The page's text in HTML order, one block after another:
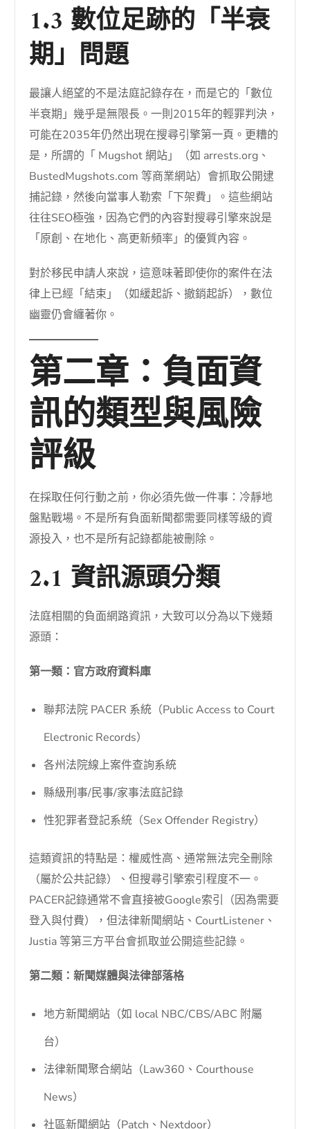
1.3 數位足跡的「半衰
期」問題
最讓人絕望的不是法庭記錄存在，而是它的「數位
半衰期」幾乎是無限長。一則2015年的輕罪判決，
可能在2035年仍然出現在搜尋引擎第一頁。更糟的
是，所謂的「 Mugshot 網站」（如 arrests.org、
BustedMugshots.com 等商業網站）會抓取公開逮
捕記錄，然後向當事人勒索「下架費」。這些網站
往往SEO極強，因為它們的內容對搜尋引擎來說是
「原創、在地化、高更新頻率」的優質內容。
對於移民申請人來說，這意味著即使你的案件在法
律上已經「結束」（如緩起訴、撤銷起訴），數位
幽靈仍會纏著你。
第二章：負面資
訊的類型與風險
評級
在採取任何行動之前，你必須先做一件事：冷靜地
盤點戰場。不是所有負面新聞都需要同樣等級的資
源投入，也不是所有記錄都能被刪除。
2.1 資訊源頭分類
法庭相關的負面網路資訊，大致可以分為以下幾類
源頭：
第一類：官方政府資料庫
聯邦法院 PACER 系統（Public Access to Court
Electronic Records）
各州法院線上案件查詢系統
縣級刑事/民事/家事法庭記錄
性犯罪者登記系統（Sex Offender Registry）
這類資訊的特點是：權威性高、通常無法完全刪除
（屬於公共記錄）、但搜尋引擎索引程度不一。
PACER記錄通常不會直接被Google索引（因為需要
登入與付費），但法律新聞網站、CourtListener、
Justia 等第三方平台會抓取並公開這些記錄。
第二類：新聞媒體與法律部落格
地方新聞網站（如 local NBC/CBS/ABC 附屬
台）
法律新聞聚合網站（Law360、Courthouse
News）
社區新聞網站（Patch、Nextdoor）